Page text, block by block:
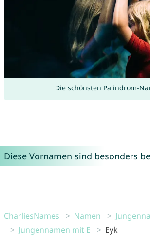
Die schönsten Palindrom-
Diese Vornamen sind besonders
CharliesNames Namen
Jungennamen mit E
Eyk